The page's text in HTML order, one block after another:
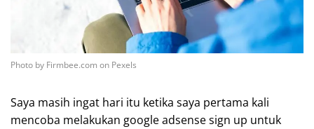
Photo by Firmbee.com on Pexels
Saya masih ingat hari itu ketika saya pertama kali
mencoba melakukan google adsense sign up untuk